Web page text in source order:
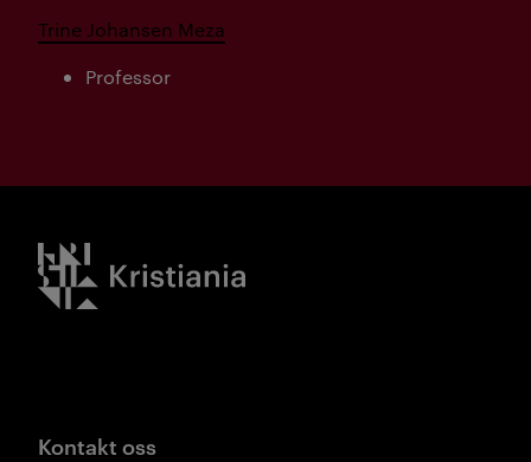
Trine Johansen Meza
Professor
Kristiania logo
Kontakt oss